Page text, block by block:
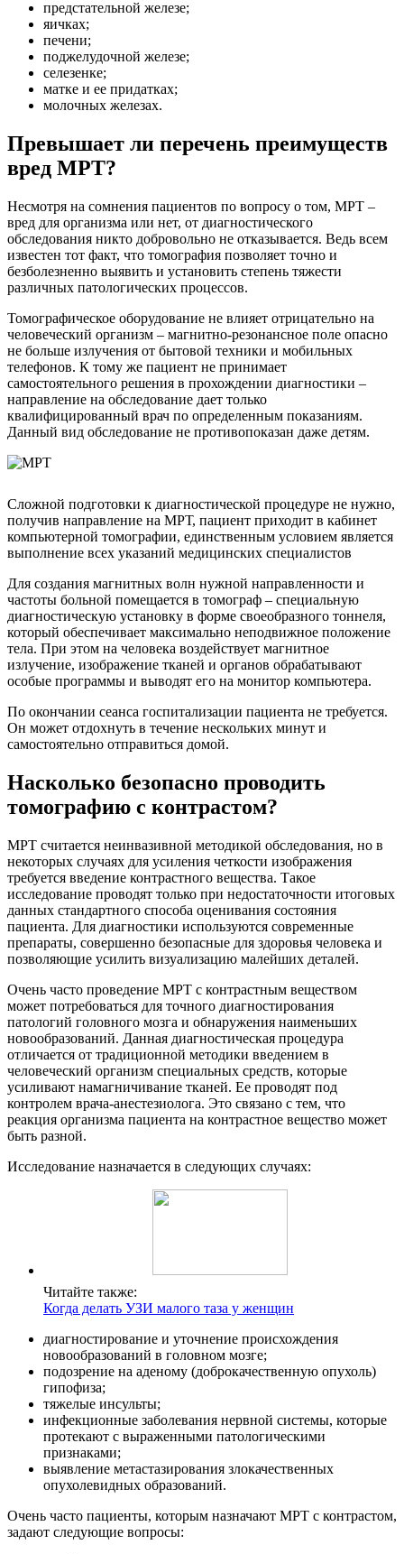
предстательной железе;
яичках;
печени;
поджелудочной железе;
селезенке;
матке и ее придатках;
молочных железах.
Превышает ли перечень преимуществ
вред МРТ?
Несмотря на сомнения пациентов по вопросу о том, МРТ –
вред для организма или нет, от диагностического
обследования никто добровольно не отказывается. Ведь всем
известен тот факт, что томография позволяет точно и
безболезненно выявить и установить степень тяжести
различных патологических процессов.
Томографическое оборудование не влияет отрицательно на
человеческий организм – магнитно-резонансное поле опасно
не больше излучения от бытовой техники и мобильных
телефонов. К тому же пациент не принимает
самостоятельного решения в прохождении диагностики –
направление на обследование дает только
квалифицированный врач по определенным показаниям.
Данный вид обследование не противопоказан даже детям.
Сложной подготовки к диагностической процедуре не нужно,
получив направление на МРТ, пациент приходит в кабинет
компьютерной томографии, единственным условием является
выполнение всех указаний медицинских специалистов
Для создания магнитных волн нужной направленности и
частоты больной помещается в томограф – специальную
диагностическую установку в форме своеобразного тоннеля,
который обеспечивает максимально неподвижное положение
тела. При этом на человека воздействует магнитное
излучение, изображение тканей и органов обрабатывают
особые программы и выводят его на монитор компьютера.
По окончании сеанса госпитализации пациента не требуется.
Он может отдохнуть в течение нескольких минут и
самостоятельно отправиться домой.
Насколько безопасно проводить
томографию с контрастом?
МРТ считается неинвазивной методикой обследования, но в
некоторых случаях для усиления четкости изображения
требуется введение контрастного вещества. Такое
исследование проводят только при недостаточности итоговых
данных стандартного способа оценивания состояния
пациента. Для диагностики используются современные
препараты, совершенно безопасные для здоровья человека и
позволяющие усилить визуализацию малейших деталей.
Очень часто проведение МРТ с контрастным веществом
может потребоваться для точного диагностирования
патологий головного мозга и обнаружения наименьших
новообразований. Данная диагностическая процедура
отличается от традиционной методики введением в
человеческий организм специальных средств, которые
усиливают намагничивание тканей. Ее проводят под
контролем врача-анестезиолога. Это связано с тем, что
реакция организма пациента на контрастное вещество может
быть разной.
Исследование назначается в следующих случаях:
Читайте также:
Когда делать УЗИ малого таза у женщин
диагностирование и уточнение происхождения
новообразований в головном мозге;
подозрение на аденому (доброкачественную опухоль)
гипофиза;
тяжелые инсульты;
инфекционные заболевания нервной системы, которые
протекают с выраженными патологическими
признаками;
выявление метастазирования злокачественных
опухолевидных образований.
Очень часто пациенты, которым назначают МРТ с контрастом,
задают следующие вопросы: